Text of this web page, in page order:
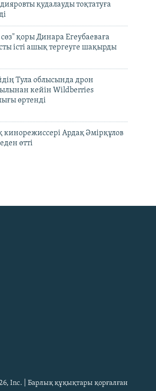
қудалауды тоқтатуға
сөз" қоры Динара Егеубаеваға
істі ашық тергеуге шақырды
Тула облысында дрон
кейін Wildberries
өртенді
кинорежиссері Ардақ Әмірқұлов
өтті
Inc. | Барлық құқықтары қорғалған